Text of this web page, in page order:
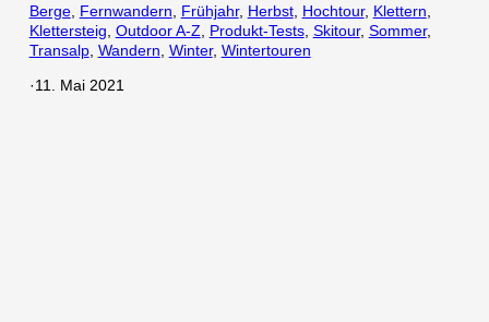
Berge, Fernwandern Frühjahr, Herbst, Hochtour, Klettern
Klettersteig Outdoor A-Z Produkt-Tests, Skitour, Sommer
Transalp, Wandern Winter, Wintertouren
·11. Mai 2021